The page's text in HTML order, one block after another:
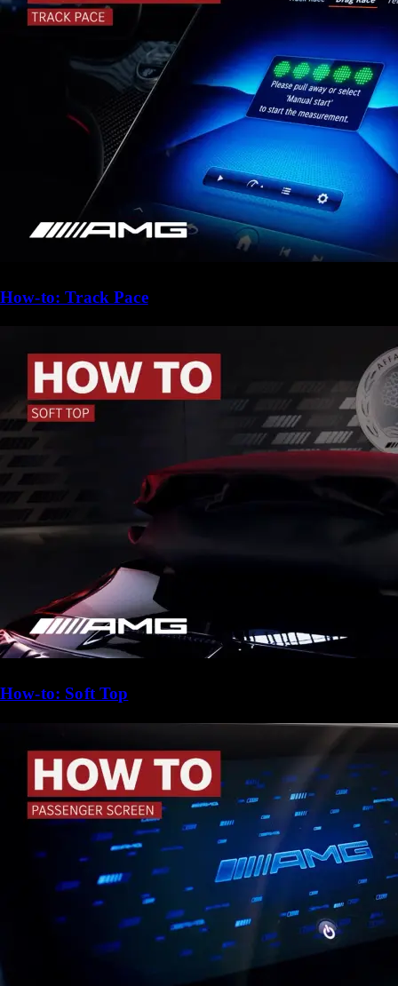
How-to: Track Pace
How-to: Soft Top